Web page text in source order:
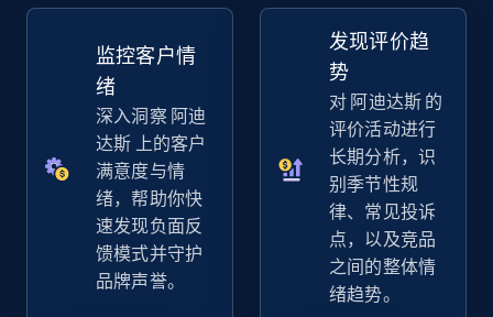
TikTok Shop - discover records by shop url
URL, Title, Available, Description, Currency, Initial
price, Final price, Discount percent, and more.
5.4K+ 668+ 立即开始
Amazon sellers info
Seller id, URL, Seller name, Description, Detailed
监控客户情
绪
深入洞察 阿迪
达斯 上的客户
满意度与情
绪，帮助你快
速发现负面反
馈模式并守护
品牌声誉。
发现评价趋
势
对 阿迪达斯 的
评价活动进行
长期分析，识
别季节性规
律、常见投诉
点，以及竞品
之间的整体情
绪趋势。